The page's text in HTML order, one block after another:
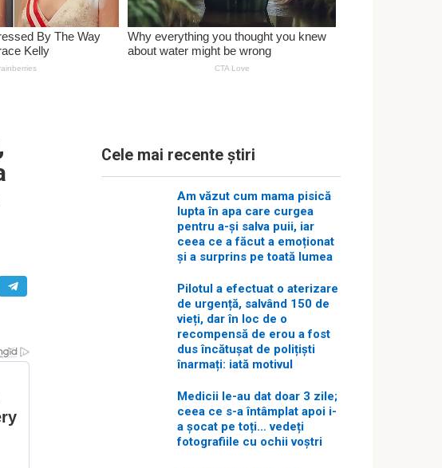
Cele mai recente știri
Am văzut cum mama pisică
lupta în apa care curgea
pentru a-și salva puii, iar
ceea ce a făcut a emoționat
și a surprins pe toată lumea
Pilotul a efectuat o aterizare
de urgență, salvând 150 de
vieți, dar în loc de o
recompensă de erou a fost
dus încătușat de polițiști
înarmați: iată motivul
Medicii le-au dat doar 3 zile;
ceea ce s-a întâmplat apoi i-
a șocat pe toți… vedeți
fotografiile cu ochii voștri